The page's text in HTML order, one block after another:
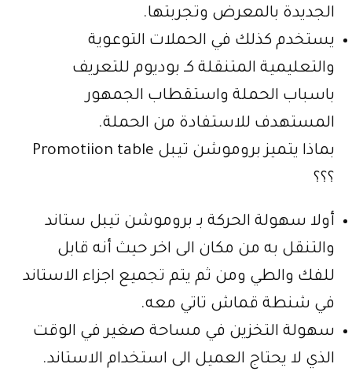
الجديدة بالمعرض وتجربتها.
يستخدم كذلك في الحملات التوعوية
والتعليمية المتنقلة كـ بوديوم للتعريف
باسباب الحملة واستقطاب الجمهور
المستهدف للاستفادة من الحملة.
بماذا يتميز بروموشن تيبل Promotiion table
؟؟؟
أولا سهولة الحركة بـ بروموشن تيبل ستاند
والتنقل به من مكان الى اخر حيث أنه قابل
للفك والطي ومن ثم يتم تجميع اجزاء الاستاند
في شنطة قماش تاتي معه.
سهولة التخزين في مساحة صغير في الوقت
الذي لا يحتاج العميل الى استخدام الاستاند.